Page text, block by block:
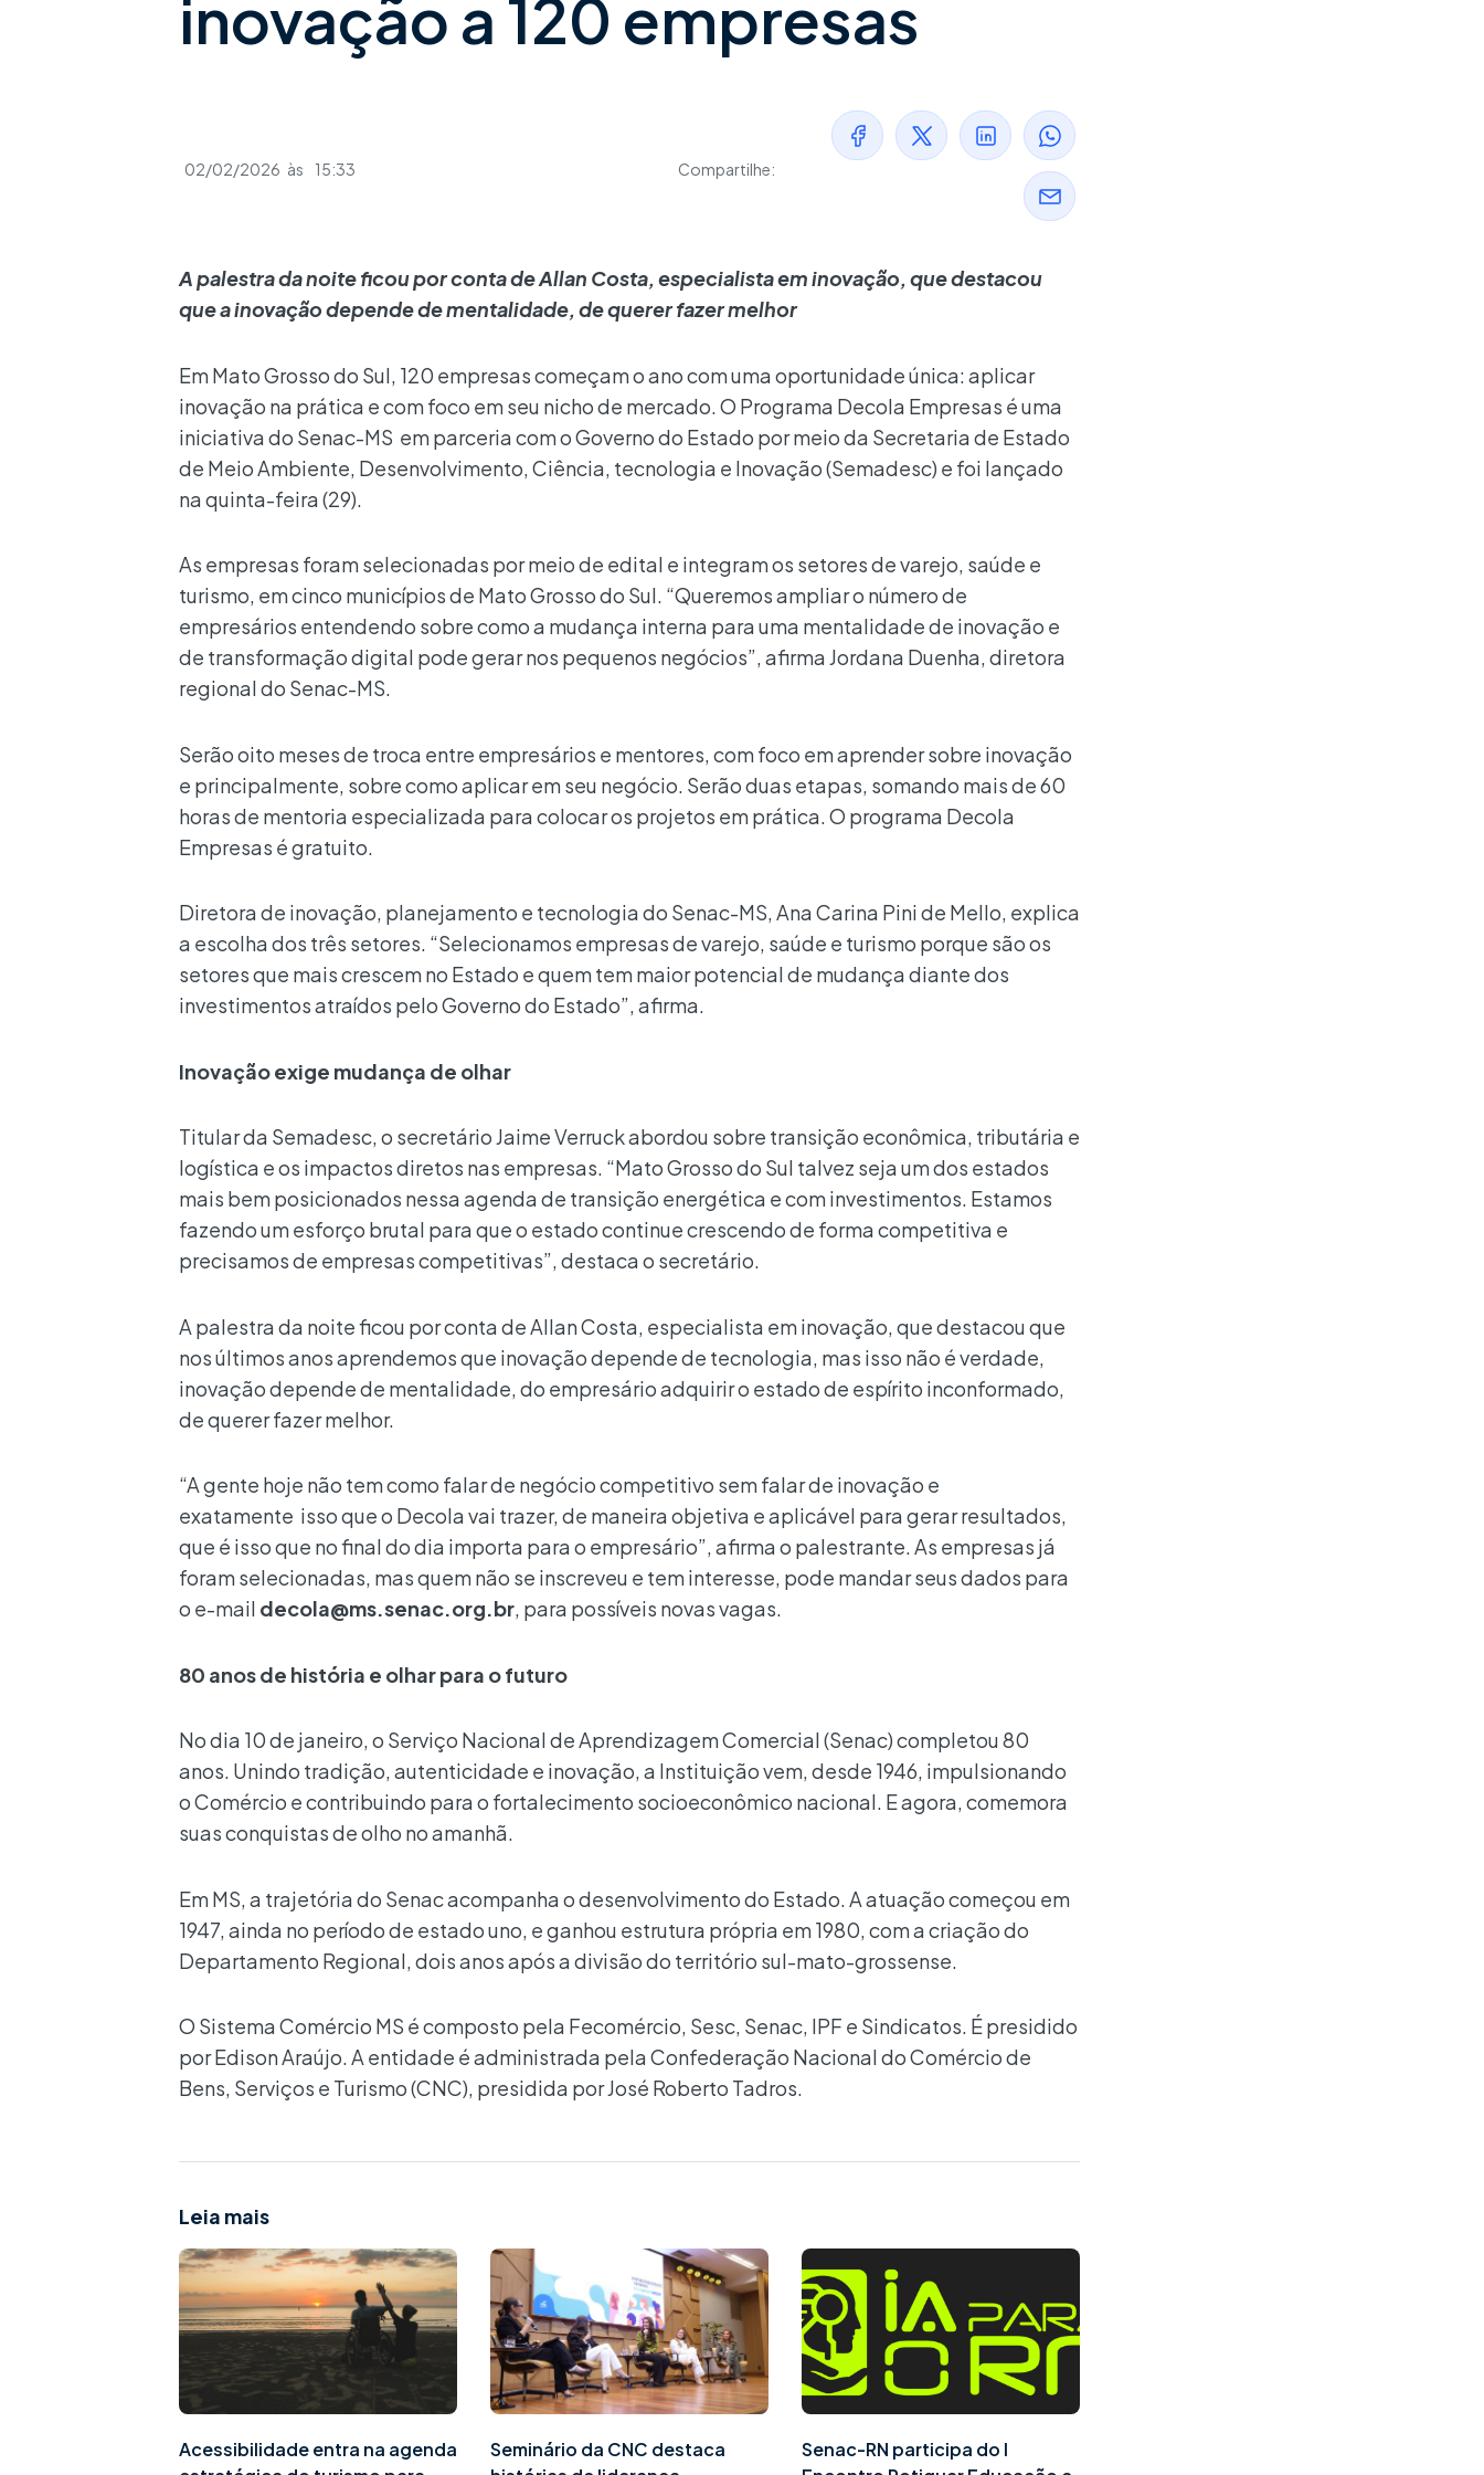
inovação a 120 empresas
02/02/2026 às 15:33 Compartilhe:
A palestra da noite ficou por conta de Allan Costa, especialista em inovação, que destacou
que a inovação depende de mentalidade, de querer fazer melhor
Em Mato Grosso do Sul, 120 empresas começam o ano com uma oportunidade única: aplicar
inovação na prática e com foco em seu nicho de mercado. O Programa Decola Empresas é uma
iniciativa do Senac-MS em parceria com o Governo do Estado por meio da Secretaria de Estado
de Meio Ambiente, Desenvolvimento, Ciência, tecnologia e Inovação (Semadesc) e foi lançado
na quinta-feira (29).
As empresas foram selecionadas por meio de edital e integram os setores de varejo, saúde e
turismo, em cinco municípios de Mato Grosso do Sul. “Queremos ampliar o número de
empresários entendendo sobre como a mudança interna para uma mentalidade de inovação e
de transformação digital pode gerar nos pequenos negócios”, afirma Jordana Duenha, diretora
regional do Senac-MS.
Serão oito meses de troca entre empresários e mentores, com foco em aprender sobre inovação
e principalmente, sobre como aplicar em seu negócio. Serão duas etapas, somando mais de 60
horas de mentoria especializada para colocar os projetos em prática. O programa Decola
Empresas é gratuito.
Diretora de inovação, planejamento e tecnologia do Senac-MS, Ana Carina Pini de Mello, explica
a escolha dos três setores. “Selecionamos empresas de varejo, saúde e turismo porque são os
setores que mais crescem no Estado e quem tem maior potencial de mudança diante dos
investimentos atraídos pelo Governo do Estado”, afirma.
Inovação exige mudança de olhar
Titular da Semadesc, o secretário Jaime Verruck abordou sobre transição econômica, tributária e
logística e os impactos diretos nas empresas. “Mato Grosso do Sul talvez seja um dos estados
mais bem posicionados nessa agenda de transição energética e com investimentos. Estamos
fazendo um esforço brutal para que o estado continue crescendo de forma competitiva e
precisamos de empresas competitivas”, destaca o secretário.
A palestra da noite ficou por conta de Allan Costa, especialista em inovação, que destacou que
nos últimos anos aprendemos que inovação depende de tecnologia, mas isso não é verdade,
inovação depende de mentalidade, do empresário adquirir o estado de espírito inconformado,
de querer fazer melhor.
“A gente hoje não tem como falar de negócio competitivo sem falar de inovação e
exatamente isso que o Decola vai trazer, de maneira objetiva e aplicável para gerar resultados,
que é isso que no final do dia importa para o empresário”, afirma o palestrante. As empresas já
foram selecionadas, mas quem não se inscreveu e tem interesse, pode mandar seus dados para
o e-mail decola@ms.senac.org.br, para possíveis novas vagas.
80 anos de história e olhar para o futuro
No dia 10 de janeiro, o Serviço Nacional de Aprendizagem Comercial (Senac) completou 80
anos. Unindo tradição, autenticidade e inovação, a Instituição vem, desde 1946, impulsionando
o Comércio e contribuindo para o fortalecimento socioeconômico nacional. E agora, comemora
suas conquistas de olho no amanhã.
Em MS, a trajetória do Senac acompanha o desenvolvimento do Estado. A atuação começou em
1947, ainda no período de estado uno, e ganhou estrutura própria em 1980, com a criação do
Departamento Regional, dois anos após a divisão do território sul-mato-grossense.
O Sistema Comércio MS é composto pela Fecomércio, Sesc, Senac, IPF e Sindicatos. É presidido
por Edison Araújo. A entidade é administrada pela Confederação Nacional do Comércio de
Bens, Serviços e Turismo (CNC), presidida por José Roberto Tadros.
Leia mais
Acessibilidade entra na agenda
Seminário da CNC destaca
Senac-RN participa do I